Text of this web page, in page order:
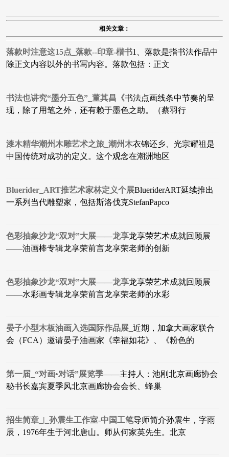
相关文章：
落款时注意这15点_落款--印章-楷书1、落款是指书法作品中
除正文内容以外的书写内容。落款包括：正文
书法也讲究“墨分五色”_董其昌《书法点画线条中节奏的呈
现，除了用笔之外，还有赖于墨色之助。（蔡羽行
漆木精华潮州木雕艺术之旅_潮州木衣锦还乡、光宗耀祖是
中国传统对成功的定义。这个观念在潮洲地区
Bluerider_ART推艺术家林定义个展BlueriderART延续推出
一系列当代雕塑家，包括斯洛伐克StefanPapco
色彩抽象沙龙“双对”大展——龙享龙享荣艺术成就回顾展
——油画棒专辑龙享荣前言龙享荣老师的创新
色彩抽象沙龙“双对”大展——龙享龙享荣艺术成就回顾展
——水彩画专辑龙享荣前言龙享荣老师的水彩
晏子小型木板油画入选国际作品展_ 近期，加拿大画家联合
会（FCA）邀请晏子油画家《幸福如花》、《粉色的
第一届_“对画•对话”展览季——主持人：池刚北京画廊协会
秘书长嘉宾夏季风北京画廊协会会长、蜂巢
招生简章_|_孙震生工作室-中国工笔导师简介孙震生，字雨
辰，1976年生于河北唐山。师从何家英先生。北京